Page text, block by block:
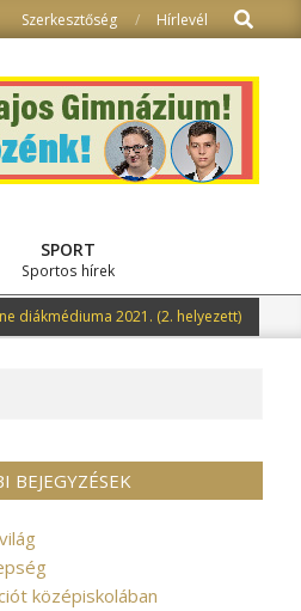
Szerkesztőség Hírlevél Search
SPORT
Sportos hírek
diákmédiuma 2021. (2. helyezett)
BEJEGYZÉSEK
középiskolában